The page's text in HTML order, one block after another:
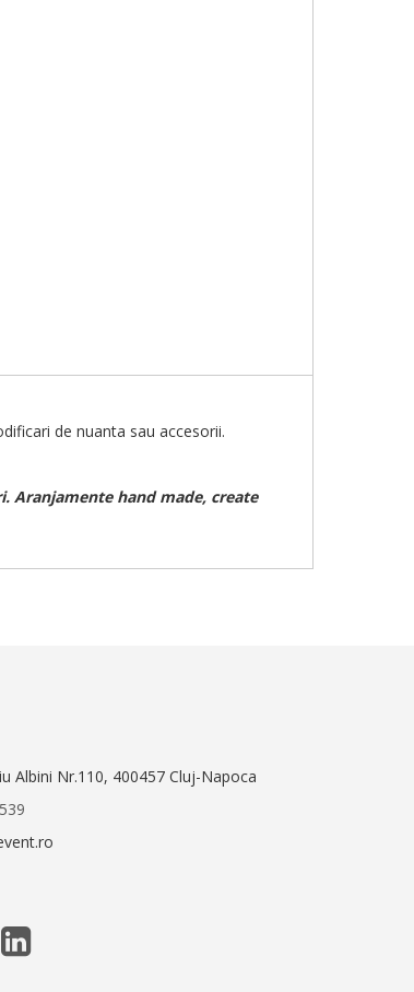
de nuanta sau accesorii.
Aranjamente hand made, create
Albini Nr.110, 400457 Cluj-Napoca